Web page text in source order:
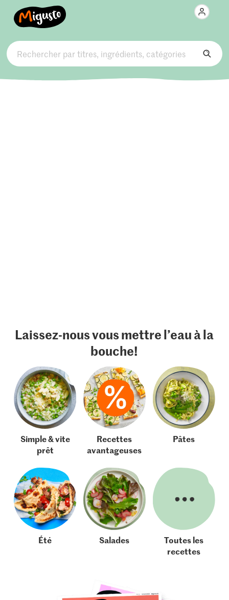
Laissez-nous vous mettre l’eau à la
bouche!
Simple & vite
prêt
Recettes
avantageuses
Pâtes
Été Salades
Toutes les
recettes